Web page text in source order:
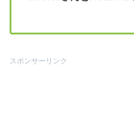
スポンサーリンク